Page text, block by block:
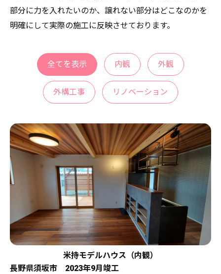
部分に力を入れたいのか、譲れない部分はどこなのかを
明確にして実際の施工に反映させております。
全てを表示 内観 外観
外構工事 リノベーション
米持モデルハウス（内観）
長野県須坂市 2023年9月竣工